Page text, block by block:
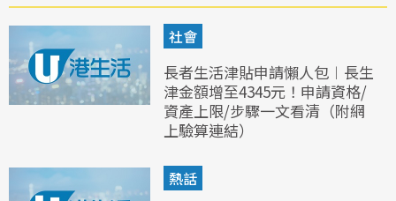
社會
長者生活津貼申請懶人包︱長生
津金額增至4345元！申請資格/
資產上限/步驟一文看清（附網
上驗算連結）
熱話